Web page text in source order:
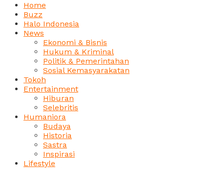
Home
Buzz
Halo Indonesia
News
Ekonomi & Bisnis
Hukum & Kriminal
Politik & Pemerintahan
Sosial Kemasyarakatan
Tokoh
Entertainment
Hiburan
Selebritis
Humaniora
Budaya
Historia
Sastra
Inspirasi
Lifestyle